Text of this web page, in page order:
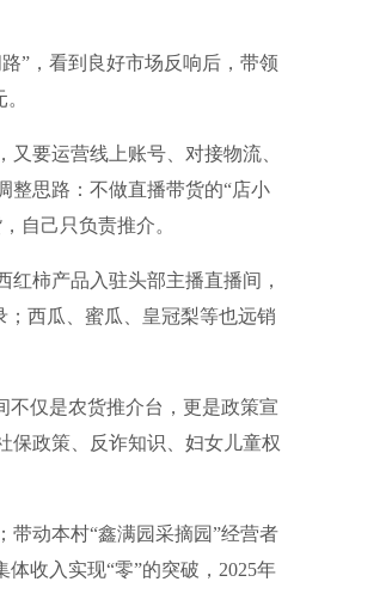
”，看到良好市场反响后，带领
要运营线上账号、对接物流、
整思路：不做直播带货的“店小
自己只负责推介。
柿产品入驻头部主播直播间，
；西瓜、蜜瓜、皇冠梨等也远销
仅是农货推介台，更是政策宣
保政策、反诈知识、妇女儿童权
动本村“鑫满园采摘园”经营者
收入实现“零”的突破，2025年